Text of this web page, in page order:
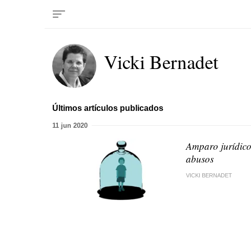
Vicki Bernadet
Últimos artículos publicados
11 jun 2020
Amparo
abusos
VICKI BERNADET